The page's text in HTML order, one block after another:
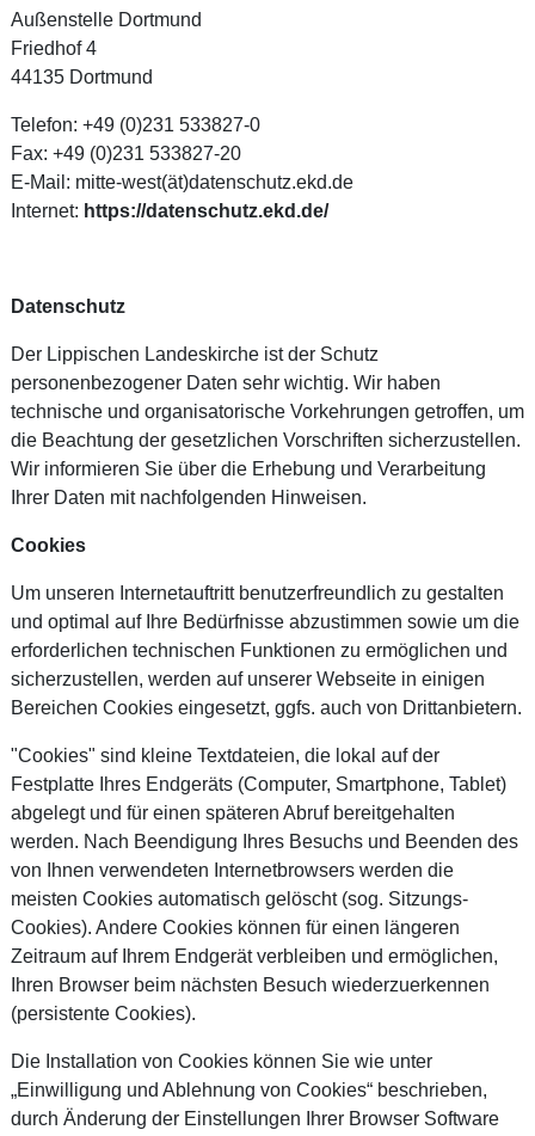
Außenstelle Dortmund
Friedhof 4
44135 Dortmund
Telefon: +49 (0)231 533827-0
Fax: +49 (0)231 533827-20
E-Mail: mitte-west(ät)datenschutz.ekd.de
Internet: https://datenschutz.ekd.de/
Datenschutz
Der Lippischen Landeskirche ist der Schutz
personenbezogener Daten sehr wichtig. Wir haben
technische und organisatorische Vorkehrungen getroffen, um
die Beachtung der gesetzlichen Vorschriften sicherzustellen.
Wir informieren Sie über die Erhebung und Verarbeitung
Ihrer Daten mit nachfolgenden Hinweisen.
Cookies
Um unseren Internetauftritt benutzerfreundlich zu gestalten
und optimal auf Ihre Bedürfnisse abzustimmen sowie um die
erforderlichen technischen Funktionen zu ermöglichen und
sicherzustellen, werden auf unserer Webseite in einigen
Bereichen Cookies eingesetzt, ggfs. auch von Drittanbietern.
"Cookies" sind kleine Textdateien, die lokal auf der
Festplatte Ihres Endgeräts (Computer, Smartphone, Tablet)
abgelegt und für einen späteren Abruf bereitgehalten
werden. Nach Beendigung Ihres Besuchs und Beenden des
von Ihnen verwendeten Internetbrowsers werden die
meisten Cookies automatisch gelöscht (sog. Sitzungs-
Cookies). Andere Cookies können für einen längeren
Zeitraum auf Ihrem Endgerät verbleiben und ermöglichen,
Ihren Browser beim nächsten Besuch wiederzuerkennen
(persistente Cookies).
Die Installation von Cookies können Sie wie unter
„Einwilligung und Ablehnung von Cookies“ beschrieben,
durch Änderung der Einstellungen Ihrer Browser Software